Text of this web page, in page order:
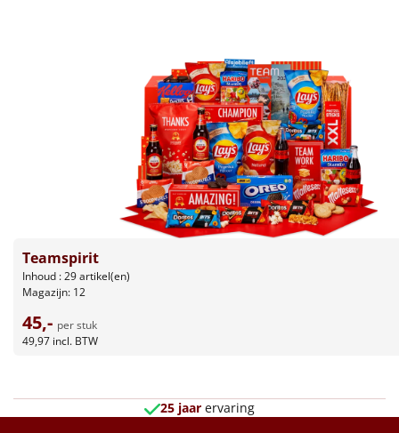
Tas
Wake up light
Warmtekussen
NIEUW
Teamspirit
Inhoud : 29 artikel(en)
Magazijn: 12
45,- per stuk
49,97 incl. BTW
25 jaar ervaring